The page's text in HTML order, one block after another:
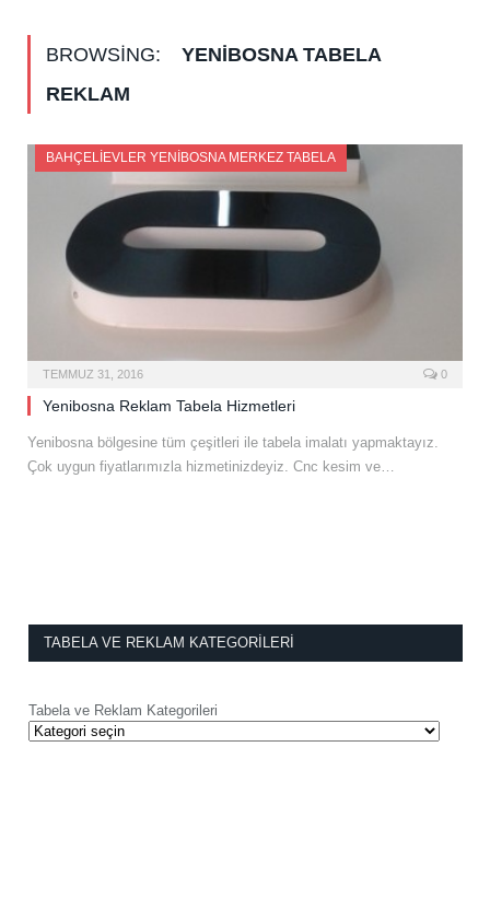
BROWSING:
YENIBOSNA TABELA
REKLAM
BAHÇELIEVLER YENIBOSNA MERKEZ TABELA
TEMMUZ 31, 2016 0
Yenibosna Reklam Tabela Hizmetleri
Yenibosna bölgesine tüm çeşitleri ile tabela imalatı yapmaktayız.
Çok uygun fiyatlarımızla hizmetinizdeyiz. Cnc kesim ve…
TABELA VE REKLAM KATEGORILERI
Tabela ve Reklam Kategorileri